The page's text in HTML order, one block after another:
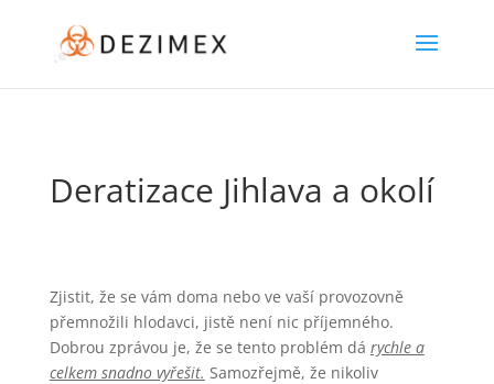
Deratizace Jihlava a okolí
Zjistit, že se vám doma nebo ve vaší provozovně
přemnožili hlodavci, jistě není nic příjemného.
Dobrou zprávou je, že se tento problém dá rychle a
celkem snadno vyřešit. Samozřejmě, že nikoliv